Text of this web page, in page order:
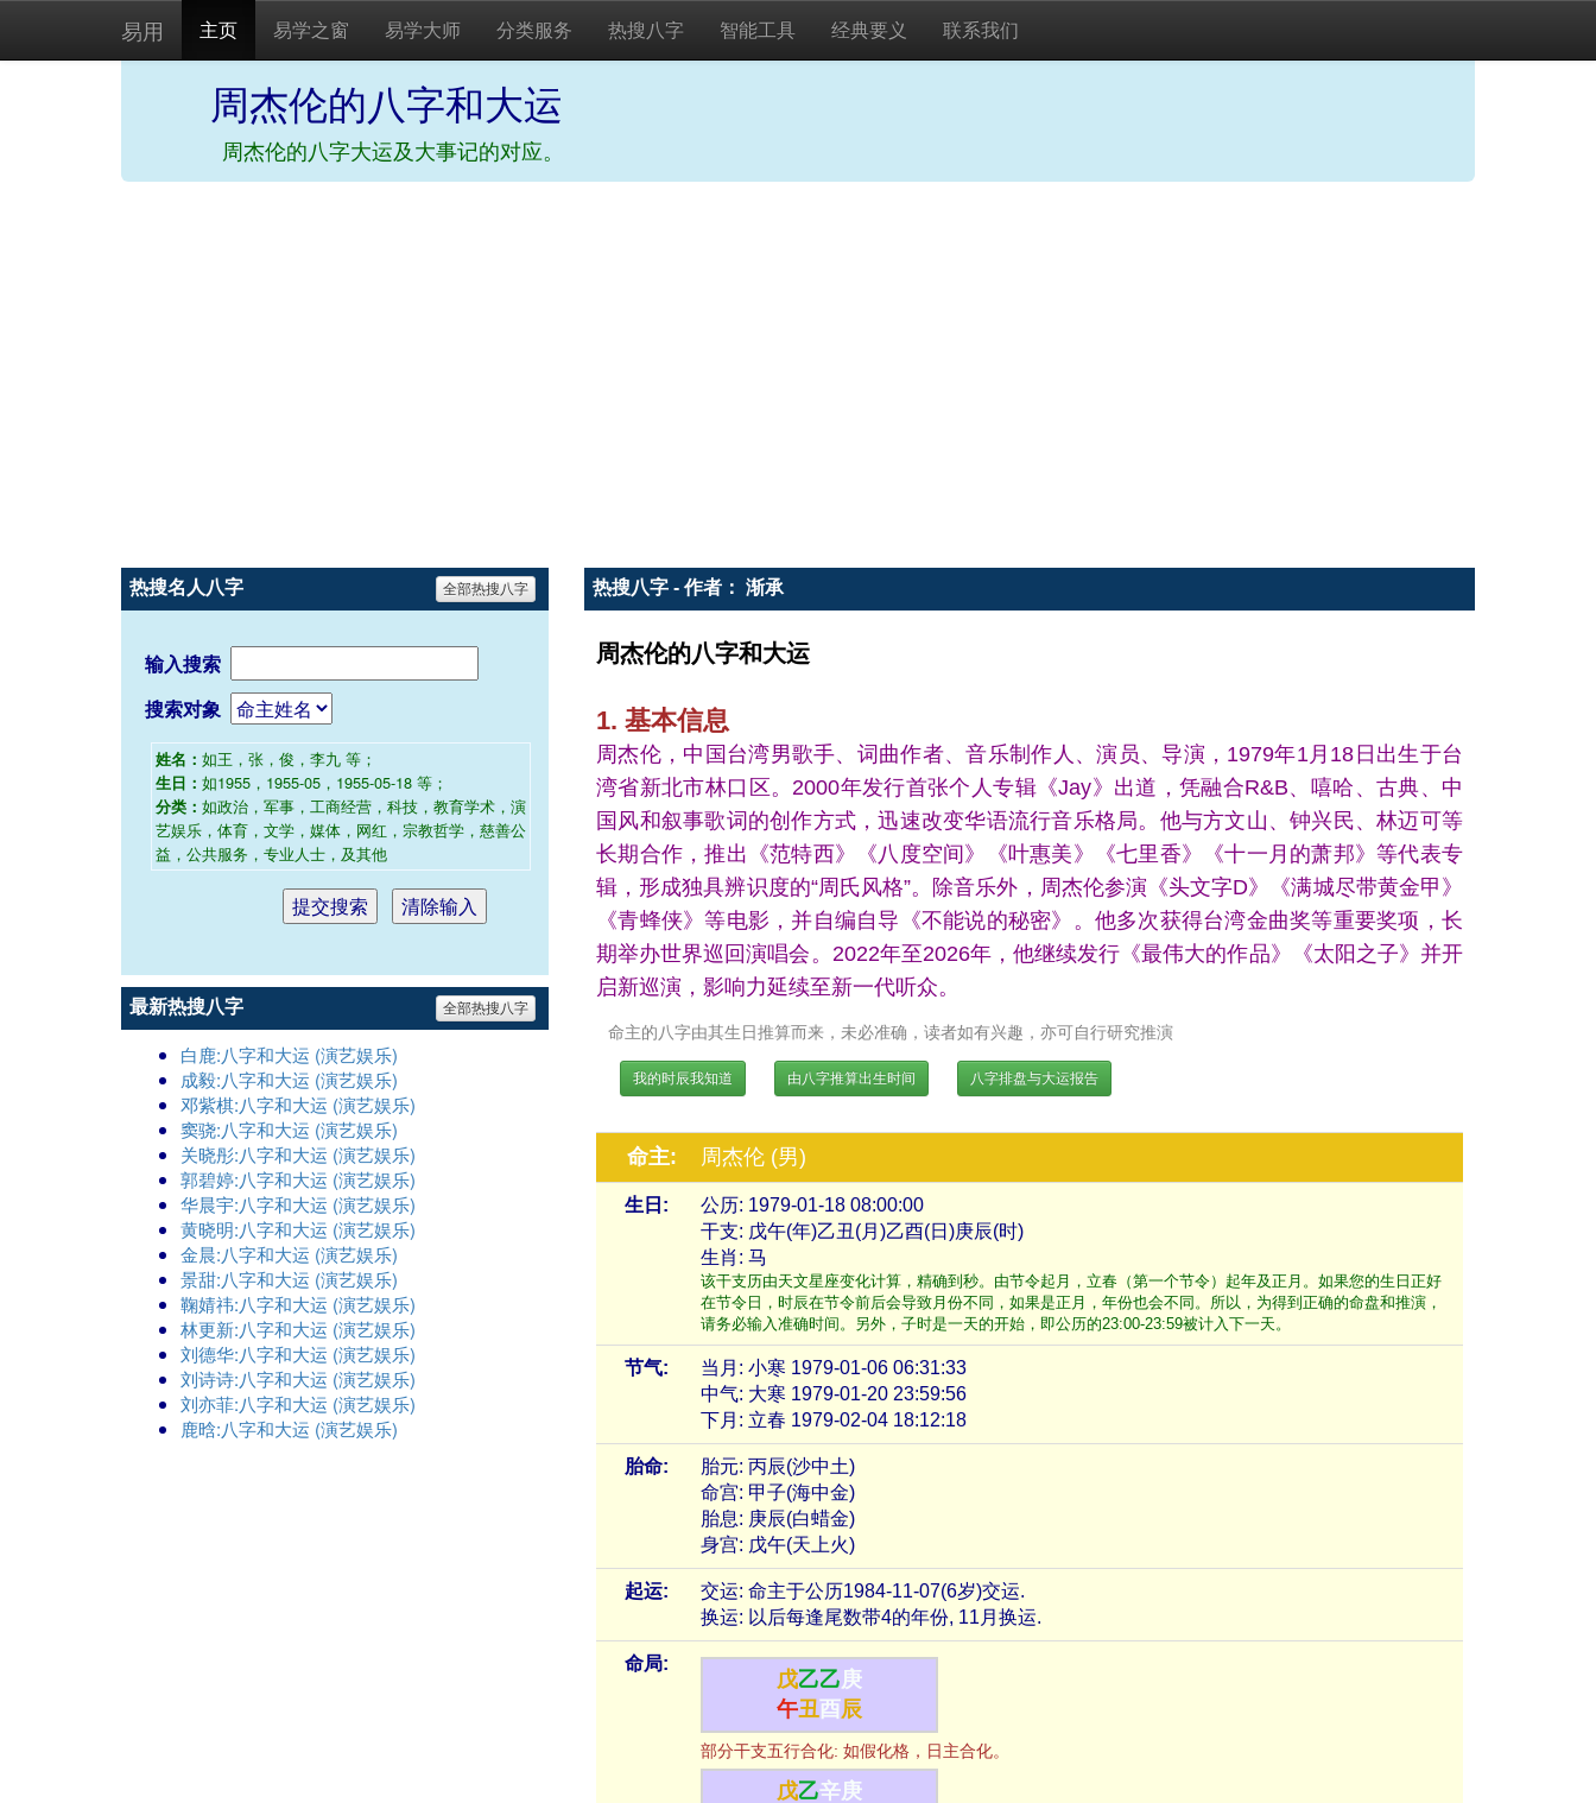
易用 主页 易学之窗 易学大师 分类服务 热搜八字 智能工具 经典要义 联系我们
周杰伦的八字和大运
周杰伦的八字大运及大事记的对应。
热搜名人八字 全部热搜八字
输入搜索
搜索对象
姓名： 如王，张，俊，李九 等；
生日： 如1955，1955-05，1955-05-18 等；
分类： 如政治，军事，工商经营，科技，教育学术，演
艺娱乐，体育，文学，媒体，网红，宗教哲学，慈善公
益，公共服务，专业人士，及其他
最新热搜八字 全部热搜八字
白鹿:八字和大运 (演艺娱乐)
成毅:八字和大运 (演艺娱乐)
邓紫棋:八字和大运 (演艺娱乐)
窦骁:八字和大运 (演艺娱乐)
关晓彤:八字和大运 (演艺娱乐)
郭碧婷:八字和大运 (演艺娱乐)
华晨宇:八字和大运 (演艺娱乐)
黄晓明:八字和大运 (演艺娱乐)
金晨:八字和大运 (演艺娱乐)
景甜:八字和大运 (演艺娱乐)
鞠婧祎:八字和大运 (演艺娱乐)
林更新:八字和大运 (演艺娱乐)
刘德华:八字和大运 (演艺娱乐)
刘诗诗:八字和大运 (演艺娱乐)
刘亦菲:八字和大运 (演艺娱乐)
鹿晗:八字和大运 (演艺娱乐)
热搜八字 - 作者： 渐承
周杰伦的八字和大运
1. 基本信息
周杰伦，中国台湾男歌手、词曲作者、音乐制作人、演员、导演，1979年1月18日出生于台
湾省新北市林口区。2000年发行首张个人专辑《Jay》出道，凭融合R&B、嘻哈、古典、中
国风和叙事歌词的创作方式，迅速改变华语流行音乐格局。他与方文山、钟兴民、林迈可等
长期合作，推出《范特西》《八度空间》《叶惠美》《七里香》《十一月的萧邦》等代表专
辑，形成独具辨识度的“周氏风格”。除音乐外，周杰伦参演《头文字D》《满城尽带黄金甲》
《青蜂侠》等电影，并自编自导《不能说的秘密》。他多次获得台湾金曲奖等重要奖项，长
期举办世界巡回演唱会。2022年至2026年，他继续发行《最伟大的作品》《太阳之子》并开
启新巡演，影响力延续至新一代听众。
命主的八字由其生日推算而来，未必准确，读者如有兴趣，亦可自行研究推演
我的时辰我知道 由八字推算出生时间 八字排盘与大运报告
命主: 周杰伦 (男)
生日:
公历: 1979-01-18 08:00:00
干支: 戊午(年)乙丑(月)乙酉(日)庚辰(时)
生肖: 马
该干支历由天文星座变化计算，精确到秒。由节令起月，立春（第一个节令）起年及正月。如果您的生日正好
在节令日，时辰在节令前后会导致月份不同，如果是正月，年份也会不同。所以，为得到正确的命盘和推演，
请务必输入准确时间。另外，子时是一天的开始，即公历的23:00-23:59被计入下一天。
节气:
当月: 小寒 1979-01-06 06:31:33
中气: 大寒 1979-01-20 23:59:56
下月: 立春 1979-02-04 18:12:18
胎命:
胎元: 丙辰(沙中土)
命宫: 甲子(海中金)
胎息: 庚辰(白蜡金)
身宫: 戊午(天上火)
起运:
交运: 命主于公历1984-11-07(6岁)交运.
换运: 以后每逢尾数带4的年份, 11月换运.
命局:
戊乙乙庚
午丑酉辰
部分干支五行合化: 如假化格，日主合化。
戊乙辛庚